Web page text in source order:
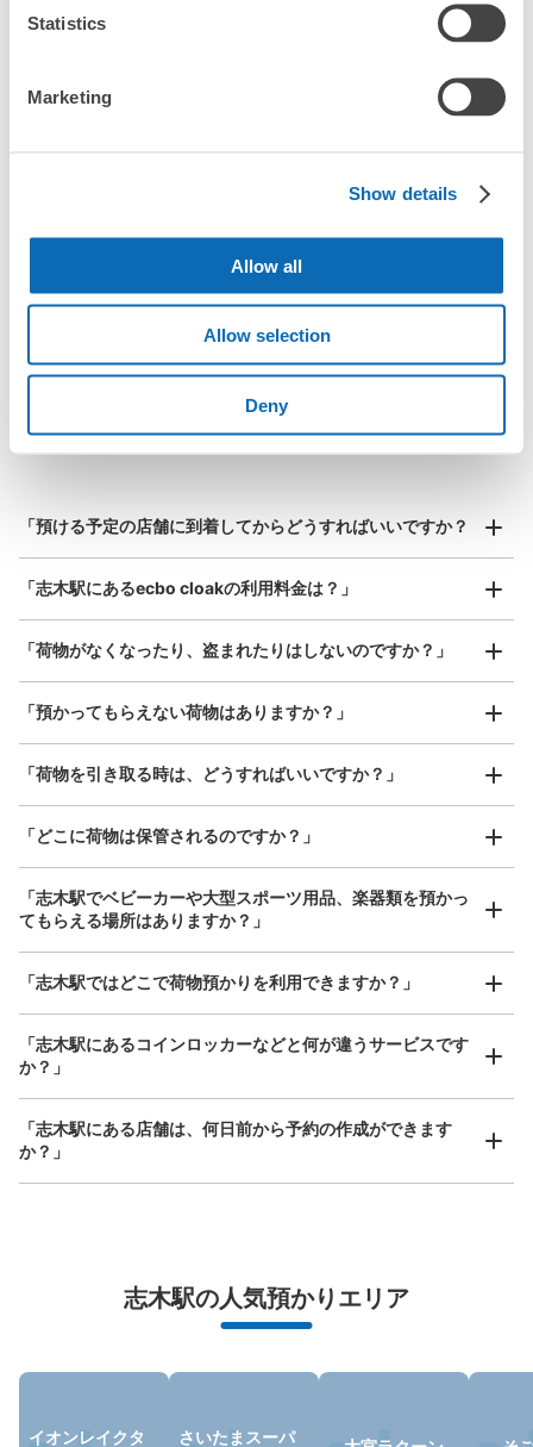
Statistics
Marketing
Show details
Allow all
Allow selection
Deny
東武東上線志木駅駅ビル（EQUiA）1階コ
東武東上線志木駅駅から徒歩1分
本日の営業時間: 00:00 〜23:59
駅東口からマルイファミリーに向かう経路にあります。向
かいにはロッテリアがあります。
小:20/ ¥400
支払い方法
このコインロッカーの位置を見る
¥100/12hコインロッカー
東武東上線志木駅駅から徒歩3分
本日の営業時間
以上の預け場所
荷物もOK
スマホからお店と日時を
指定して事前予約
お店で荷物の写真を
全国1,000箇所以上と提携
好立地 / 好条件店舗も多数
荷物の破損、盗難等万が一に備えた保証も完備で安心
料金プランを見る
¥500/日
バッグ、お手荷物など）
¥800/ 日
器、ベビーカーなど）
よくあるご質問
「預ける予定の店舗に到着してからどうすればいいですか？
「志木駅にあるecbo cloakの利用料金は？」
「荷物がなくなったり、盗まれたりはしないのですか？」
「預かってもらえない荷物はありますか？」
「荷物を引き取る時は、どうすればいいですか？」
「どこに荷物は保管されるのですか？」
「志木駅でベビーカーや大型スポーツ用品、楽器類を預かっ
てもらえる場所はありますか？」
「志木駅ではどこで荷物預かりを利用できますか？」
「志木駅にあるコインロッカーなどと何が違うサービスです
か？」
「志木駅にある店舗は、何日前から予約の作成ができます
か？」
志木駅の人気預かりエリア
イオンレイクタ
さいたまスーパ